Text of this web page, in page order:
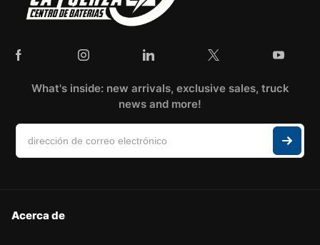
What's inside: new arrivals, exclusive sales, truck
news and more!
Acerca de